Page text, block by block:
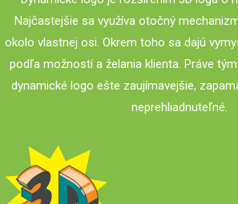
Najčastejšie sa využíva otočný
okolo vlastnej osi. Okrem toho sa dajú
podľa možností a želania klienta. Práve
dynamické logo ešte zaujímavejšie,
neprehliadnuteľné.